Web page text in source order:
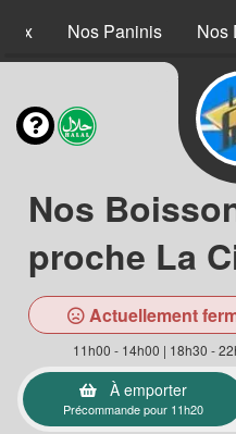
Nos Paninis Nos
Nos
proche La
Actuellement
11h00 - 14h00 | 18h30 -
À emporter
Précommande pour 11h20